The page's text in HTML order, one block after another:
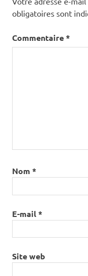
obligatoires sont
Commentaire*
Nom *
E-mail*
Site web